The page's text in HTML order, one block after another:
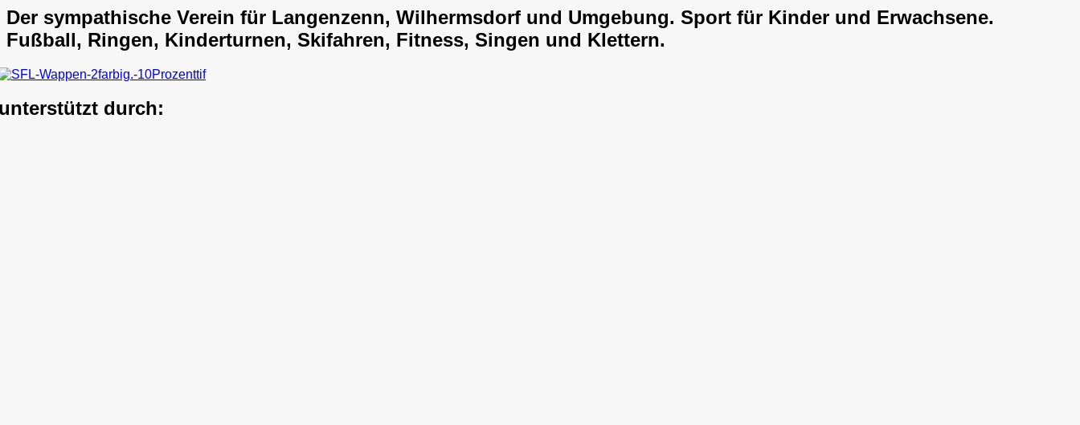
Der sympathische Verein für Langenzenn, Wilhermsdorf und Umgebung. Sport für Kinder und Erwachsene.
Fußball, Ringen, Kinderturnen, Skifahren, Fitness, Singen und Klettern.
durch: